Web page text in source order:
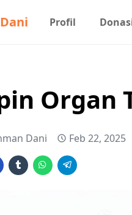
Profil
Organ
Dani Feb 22, 2025